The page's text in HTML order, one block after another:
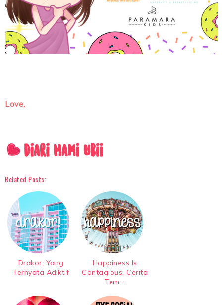
Love,
Related Posts:
Drakor, Yang
Ternyata Adiktif
Happiness Is
Contagious, Cerita
Tem...